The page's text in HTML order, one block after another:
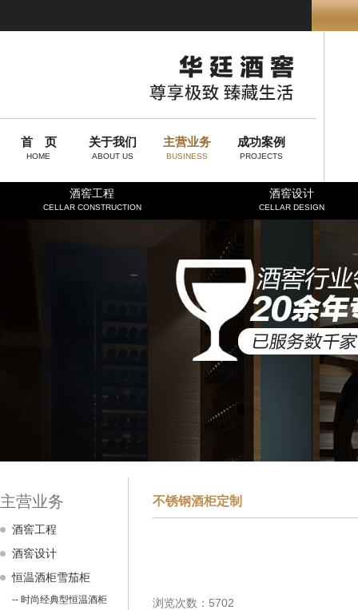
首 页
HOME
关于我们
ABOUT US
主营业务
BUSINESS
成功案例
PROJECTS
酒窖工程
CELLAR CONSTRUCTION
酒窖设计
CELLAR DESIGN
主营业务
酒窖工程
酒窖设计
恒温酒柜雪茄柜
-- 时尚经典型恒温酒柜
不锈钢酒柜定制
浏览次数：5702